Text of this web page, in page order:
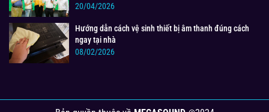
20/04/2026
Hướng dẫn cách vệ sinh thiết bị âm thanh đúng cách
ngay tại nhà
08/02/2026